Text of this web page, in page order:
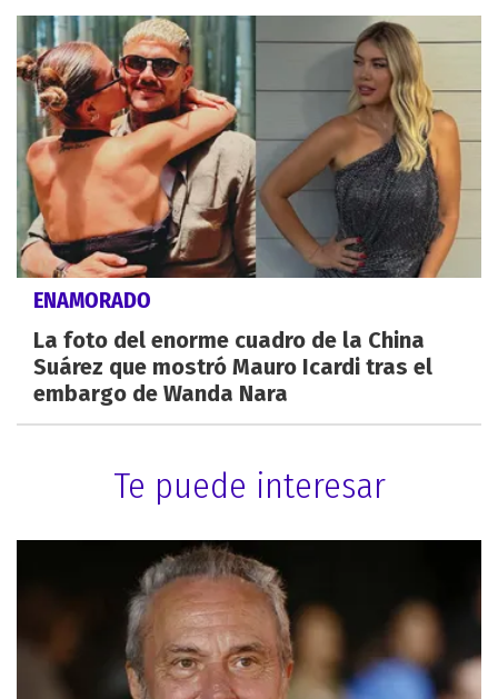
ENAMORADO
La foto del enorme cuadro de la China
Suárez que mostró Mauro Icardi tras el
embargo de Wanda Nara
Te puede interesar